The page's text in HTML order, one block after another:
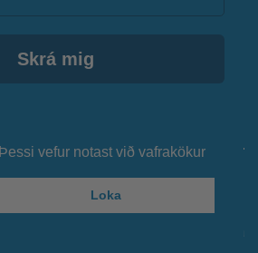
Þessi vefur notast við vafrakökur
Loka
Skrá mig